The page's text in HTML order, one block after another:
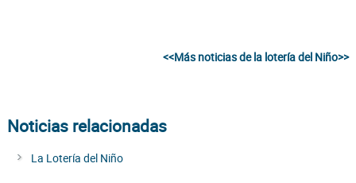
<<Más noticias de la lotería del Niño>>
Noticias relacionadas
La Lotería del Niño